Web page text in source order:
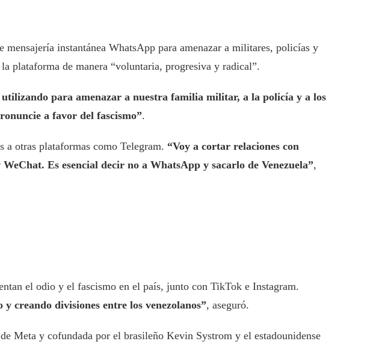
instantánea WhatsApp para amenazar a militares, policías y
plataforma de manera “voluntaria, progresiva y radical”.
utilizando para amenazar a nuestra familia militar, a la policía y a los
a favor del fascismo”.
a otras plataformas como Telegram. “Voy a cortar relaciones con
Es esencial decir no a WhatsApp y sacarlo de Venezuela”,
el odio y el fascismo en el país, junto con TikTok e Instagram.
creando divisiones entre los venezolanos”, aseguró.
Meta y cofundada por el brasileño Kevin Systrom y el estadounidense